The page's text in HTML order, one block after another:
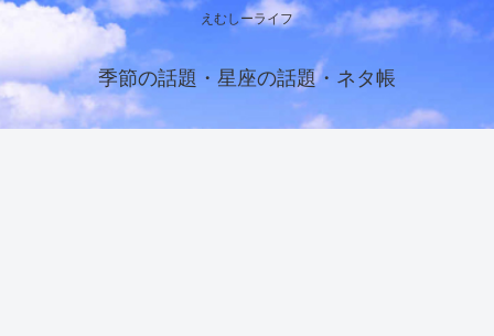
えむしーライフ
季節の話題・星座の話題・ネタ帳